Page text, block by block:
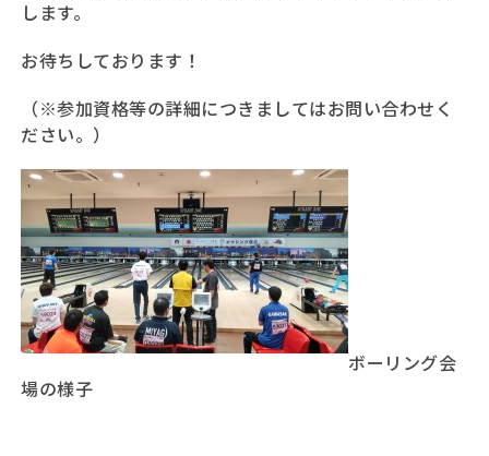
します。
お待ちしております！
（※参加資格等の詳細につきましてはお問い合わせく
ださい。）
ボーリング会
場の様子